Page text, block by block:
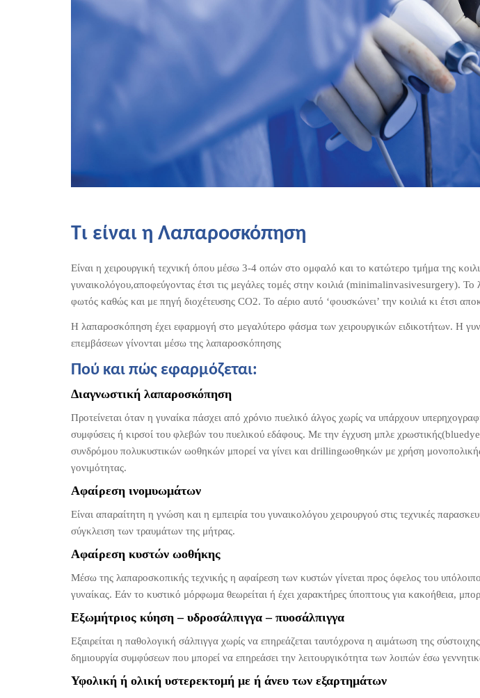
Τι είναι η Λαπαροσκόπηση
Είναι η χειρουργική τεχνική όπου μέσω 3-4 οπών στο ομφαλό και το κατώτερο τμήμα της
γυναικολόγου,αποφεύγοντας έτσι τις μεγάλες τομές στην κοιλιά (minimalinvasivesurgery).
φωτός καθώς και με πηγή διοχέτευσης CO2. Το αέριο αυτό ‘φουσκώνει’ την κοιλιά κι έτσι
Η λαπαροσκόπηση έχει εφαρμογή στο μεγαλύτερο φάσμα των χειρουργικών ειδικοτήτων. Η
επεμβάσεων γίνονται μέσω της λαπαροσκόπησης
Πού και πώς εφαρμόζεται:
Διαγνωστική λαπαροσκόπηση
Προτείνεται όταν η γυναίκα πάσχει από χρόνιο πυελικό άλγος χωρίς να υπάρχουν
συμφύσεις ή κιρσοί του φλεβών του πυελικού εδάφους. Με την έγχυση μπλε
συνδρόμου πολυκυστικών ωοθηκών μπορεί να γίνει και drillingωοθηκών με χρήση
γονιμότητας.
Αφαίρεση ινομυωμάτων
Είναι απαραίτητη η γνώση και η εμπειρία του γυναικολόγου χειρουργού στις τεχνικές
σύγκλειση των τραυμάτων της μήτρας.
Αφαίρεση κυστών ωοθήκης
Μέσω της λαπαροσκοπικής τεχνικής η αφαίρεση των κυστών γίνεται προς όφελος του
γυναίκας. Εάν το κυστικό μόρφωμα θεωρείται ή έχει χαρακτήρες ύποπτους για κακοήθεια,
Εξωμήτριος κύηση – υδροσάλπιγγα – πυοσάλπιγγα
Εξαιρείται η παθολογική σάλπιγγα χωρίς να επηρεάζεται ταυτόχρονα η αιμάτωση της
δημιουργία συμφύσεων που μπορεί να επηρεάσει την λειτουργικότητα των λοιπών έσω
Υφολική ή ολική υστερεκτομή με ή άνευ των εξαρτημάτων